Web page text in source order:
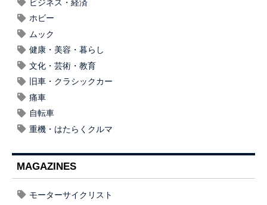
ビジネス・経済
ホビー
ムック
健康・美容・暮らし
文化・芸術・教育
旧車・クラシックカー
痛車
自転車
重機・はたらくクルマ
MAGAZINES
モーターサイクリスト